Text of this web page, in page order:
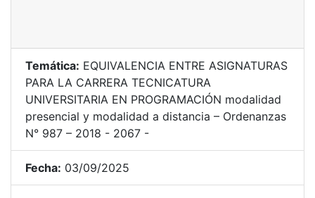
Temática: EQUIVALENCIA ENTRE ASIGNATURAS
PARA LA CARRERA TECNICATURA
UNIVERSITARIA EN PROGRAMACIÓN modalidad
presencial y modalidad a distancia – Ordenanzas
N° 987 – 2018 - 2067 -
Fecha: 03/09/2025